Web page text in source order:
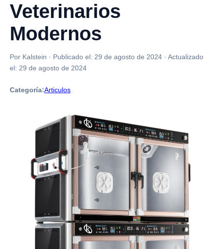
Veterinarios
Modernos
Por Kalstein · Publicado el: 29 de agosto de 2024 · Actualizado
el: 29 de agosto de 2024
Categoría:Articulos